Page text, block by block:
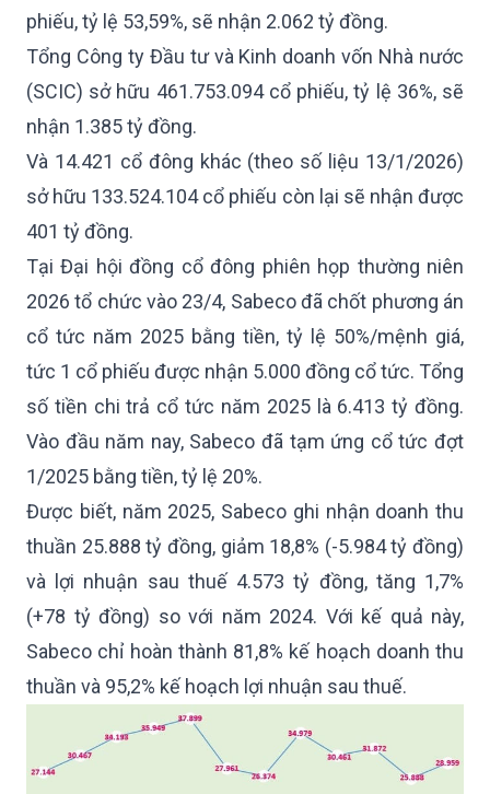
phiếu, tỷ lệ 53,59%, sẽ nhận 2.062 tỷ đồng.
Tổng Công ty Đầu tư và Kinh doanh vốn Nhà nước
(SCIC) sở hữu 461.753.094 cổ phiếu, tỷ lệ 36%, sẽ
nhận 1.385 tỷ đồng.
Và 14.421 cổ đông khác (theo số liệu 13/1/2026)
sở hữu 133.524.104 cổ phiếu còn lại sẽ nhận được
401 tỷ đồng.
Tại Đại hội đồng cổ đông phiên họp thường niên
2026 tổ chức vào 23/4, Sabeco đã chốt phương án
cổ tức năm 2025 bằng tiền, tỷ lệ 50%/mệnh giá,
tức 1 cổ phiếu được nhận 5.000 đồng cổ tức. Tổng
số tiền chi trả cổ tức năm 2025 là 6.413 tỷ đồng.
Vào đầu năm nay, Sabeco đã tạm ứng cổ tức đợt
1/2025 bằng tiền, tỷ lệ 20%.
Được biết, năm 2025, Sabeco ghi nhận doanh thu
thuần 25.888 tỷ đồng, giảm 18,8% (-5.984 tỷ đồng)
và lợi nhuận sau thuế 4.573 tỷ đồng, tăng 1,7%
(+78 tỷ đồng) so với năm 2024. Với kế quả này,
Sabeco chỉ hoàn thành 81,8% kế hoạch doanh thu
thuần và 95,2% kế hoạch lợi nhuận sau thuế.